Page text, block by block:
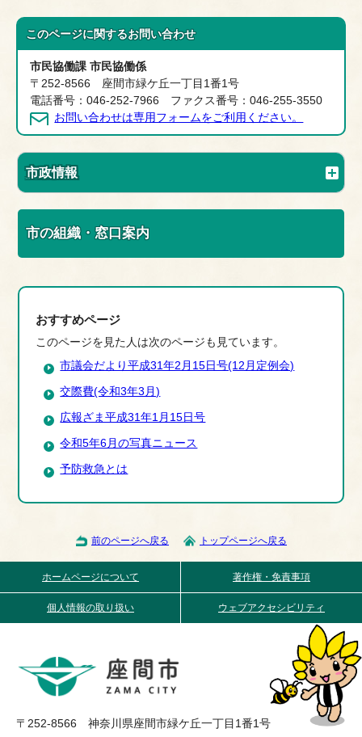
このページに関するお問い合わせ
市民協働課 市民協働係
〒252-8566 座間市緑ケ丘一丁目1番1号
電話番号：046-252-7966 ファクス番号：046-255-3550
お問い合わせは専用フォームをご利用ください。
市政情報
市の組織・窓口案内
おすすめページ
このページを見た人は次のページも見ています。
市議会だより平成31年2月15日号(12月定例会)
交際費(令和3年3月)
広報ざま平成31年1月15日号
令和5年6月の写真ニュース
予防救急とは
前のページへ戻る トップページへ戻る
ホームページについて 著作権・免責事項
個人情報の取り扱い ウェブアクセシビリティ
〒252-8566 神奈川県座間市緑ケ丘一丁目1番1号